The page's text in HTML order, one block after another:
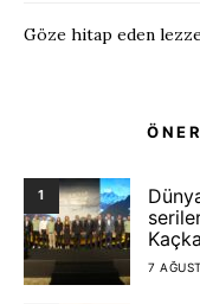
Göze hitap eden
1
7